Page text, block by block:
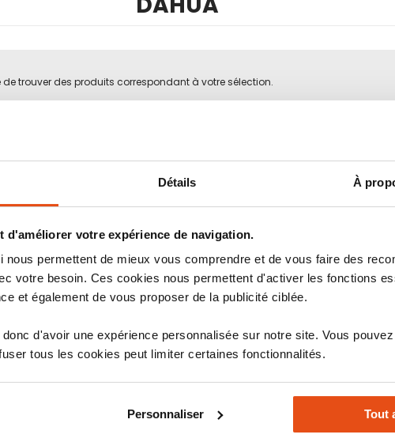
Détails À
d'améliorer votre expérience de navigation.
nous permettent de mieux vous comprendre et de vous faire des
votre besoin. Ces cookies nous permettent d'activer les fonctions
et également de vous proposer de la publicité ciblée.
d'avoir une expérience personnalisée sur notre site. Vous
tous les cookies peut limiter certaines fonctionnalités.
Personnaliser Tout
trouver des produits correspondant à votre sélection.
de marques expertes